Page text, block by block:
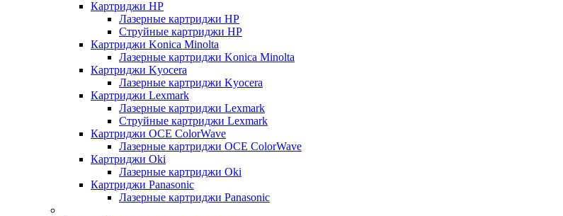
Картриджи HP
Лазерные картриджи HP
Струйные картриджи HP
Картриджи Konica Minolta
Лазерные картриджи Konica Minolta
Картриджи Kyocera
Лазерные картриджи Kyocera
Картриджи Lexmark
Лазерные картриджи Lexmark
Струйные картриджи Lexmark
Картриджи OCE ColorWave
Лазерные картриджи OCE ColorWave
Картриджи Oki
Лазерные картриджи Oki
Картриджи Panasonic
Лазерные картриджи Panasonic